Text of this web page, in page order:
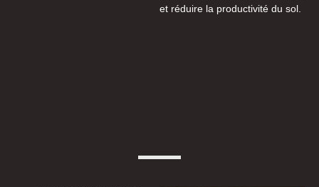
et réduire la productivité du sol.